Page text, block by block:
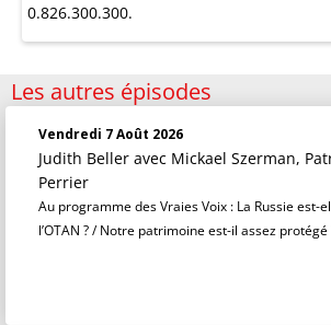
0.826.300.300.
Les autres épisodes
Vendredi 7 Août 2026
Judith Beller avec Mickael Szerman,
Perrier
Au programme des Vraies Voix : La Russie est-
l’OTAN ? / Notre patrimoine est-il assez protégé